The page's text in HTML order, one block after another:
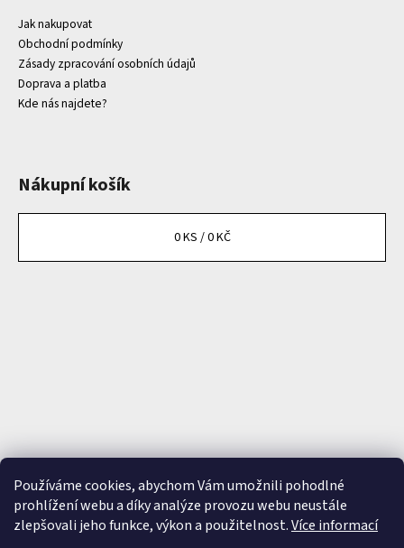
Používáme cookies, abychom Vám umožnili pohodlné
prohlížení webu a díky analýze provozu webu neustále
zlepšovali jeho funkce, výkon a použitelnost.Více informací
Jak nakupovat
Obchodní podmínky
Zásady zpracování osobních údajů
Doprava a platba
Kde nás najdete?
Nákupní košík
0KS /0 KČ